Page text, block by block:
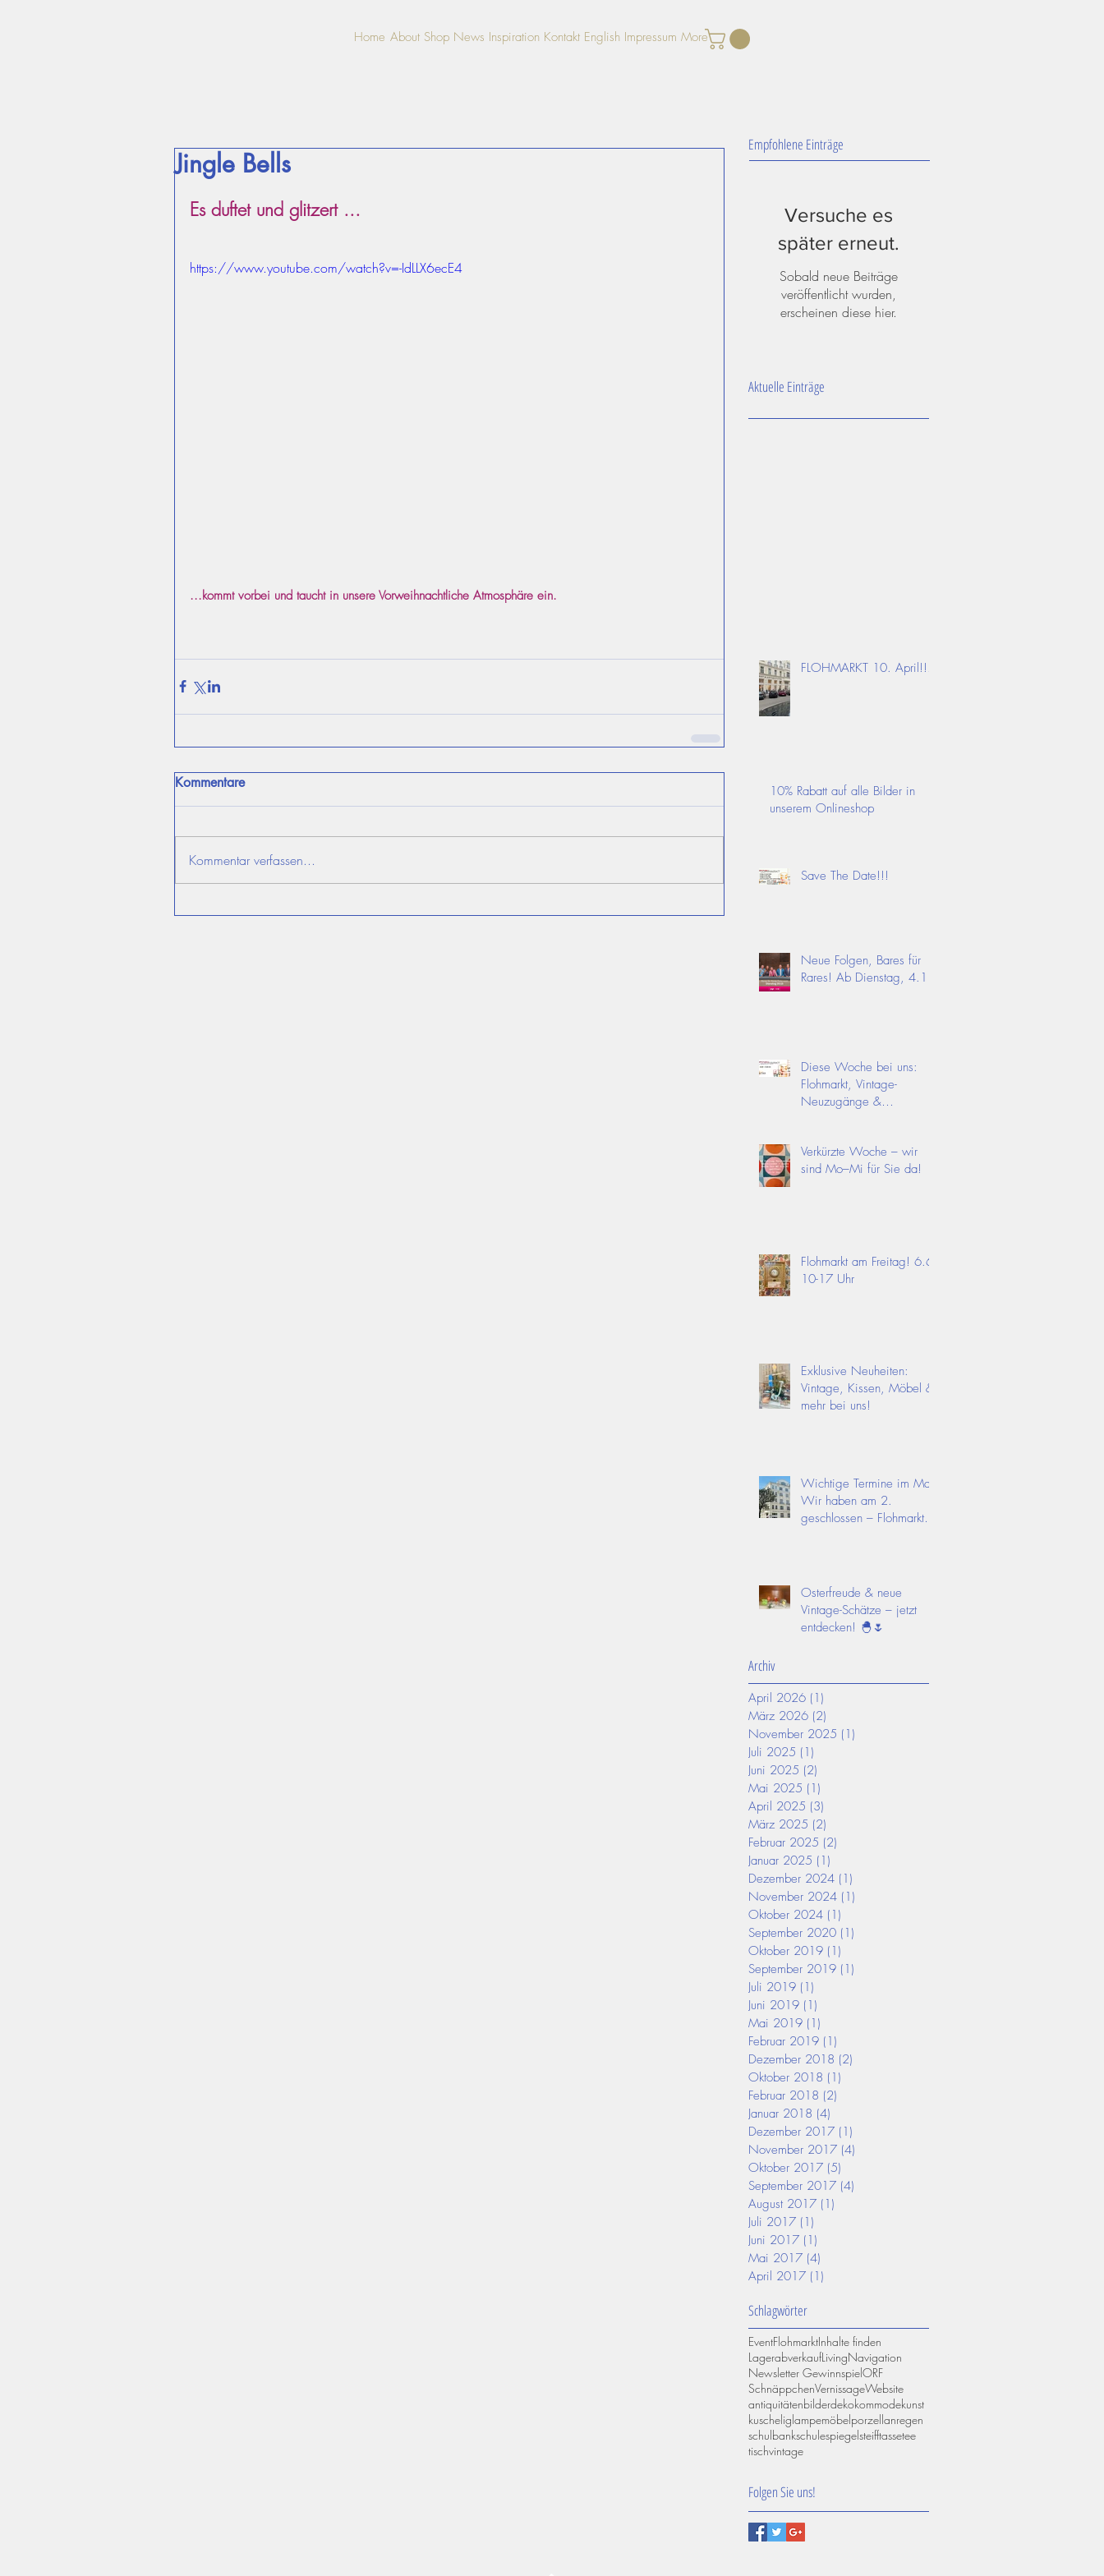
Home About Shop News Inspiration Kontakt English Impressum More
Jingle Bells
Es duftet und glitzert ...
https://www.youtube.com/watch?v=-IdLLX6ecE4
...kommt vorbei und taucht in unsere Vorweihnachtliche Atmosphäre ein.
Kommentare
Kommentar verfassen...
Empfohlene Einträge
Versuche es
später erneut.
Sobald neue Beiträge
veröffentlicht wurden,
erscheinen diese hier.
Aktuelle Einträge
FLOHMARKT 10. April!!!
10% Rabatt auf alle Bilder in
unserem Onlineshop
Save The Date!!!
Neue Folgen, Bares für
Rares! Ab Dienstag, 4.11.
Diese Woche bei uns:
Flohmarkt, Vintage-
Neuzugänge &
Verkürzte Woche – wir
sind Mo–Mi für Sie da!
Flohmarkt am Freitag! 6.6.
10-17 Uhr
Exklusive Neuheiten:
Vintage, Kissen, Möbel &
mehr bei uns!
Wichtige Termine im Mai:
Wir haben am 2.
geschlossen – Flohmarkt
Osterfreude & neue
Vintage-Schätze – jetzt
entdecken! 🐣🌷
Archiv
April 2026 (1)
März 2026 (2)
November 2025 (1)
Juli 2025 (1)
Juni 2025 (2)
Mai 2025 (1)
April 2025 (3)
März 2025 (2)
Februar 2025 (2)
Januar 2025 (1)
Dezember 2024 (1)
November 2024 (1)
Oktober 2024 (1)
September 2020 (1)
Oktober 2019 (1)
September 2019 (1)
Juli 2019 (1)
Juni 2019 (1)
Mai 2019 (1)
Februar 2019 (1)
Dezember 2018 (2)
Oktober 2018 (1)
Februar 2018 (2)
Januar 2018 (4)
Dezember 2017 (1)
November 2017 (4)
Oktober 2017 (5)
September 2017 (4)
August 2017 (1)
Juli 2017 (1)
Juni 2017 (1)
Mai 2017 (4)
April 2017 (1)
Schlagwörter
EventFlohmarktInhalte finden
LagerabverkaufLivingNavigation
Newsletter GewinnspielORF
SchnäppchenVernissageWebsite
antiquitätenbilderdekokommodekunst
kuscheliglampemöbelporzellanregen
schulbankschulespiegelsteifftassetee
tischvintage
Folgen Sie uns!